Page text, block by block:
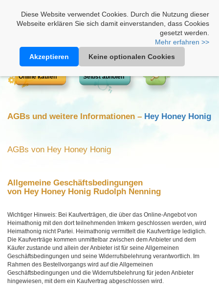
Diese Website verwendet Cookies. Durch die Nutzung dieser
Webseite erklären Sie sich damit einverstanden, dass Cookies
gesetzt werden.
Mehr erfahren >>
Akzeptieren
Keine optionalen Cookies
Online kaufen Selbst abholen
AGBs und weitere Informationen – Hey Honey Honig
AGBs von Hey Honey Honig
Allgemeine Geschäftsbedingungen
von Hey Honey Honig Rudolph Nenning
Wichtiger Hinweis: Bei Kaufverträgen, die über das Online-Angebot von
Heimathonig mit den dort teilnehmenden Imkern geschlossen werden, wird
Heimathonig nicht Partei. Heimathonig vermittelt die Kaufverträge lediglich.
Die Kaufverträge kommen unmittelbar zwischen dem Anbieter und dem
Käufer zustande und allein der Anbieter ist für seine Allgemeinen
Geschäftsbedingungen und seine Widerrufsbelehrung verantwortlich. Im
Rahmen des Bestellvorgangs wird auf die Allgemeinen
Geschäftsbedingungen und die Widerrufsbelehrung für jeden Anbieter
hingewiesen, mit dem ein Kaufvertrag abgeschlossen wird.